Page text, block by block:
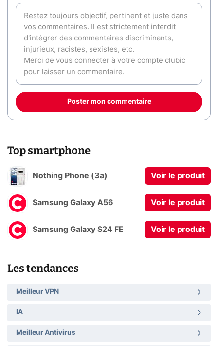
Poster mon commentaire
Top smartphone
Nothing Phone (3a) Voir le produit
Samsung Galaxy A56 Voir le produit
Samsung Galaxy S24 FE Voir le produit
Les tendances
Meilleur VPN
IA
Meilleur Antivirus